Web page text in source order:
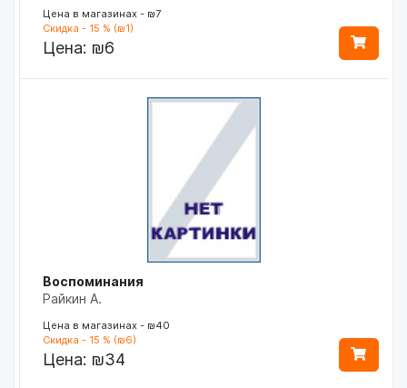
Цена в магазинах - ₪7
Скидка - 15 % (₪1)
Цена: ₪6
Воспоминания
Райкин А.
Цена в магазинах - ₪40
Скидка - 15 % (₪6)
Цена: ₪34